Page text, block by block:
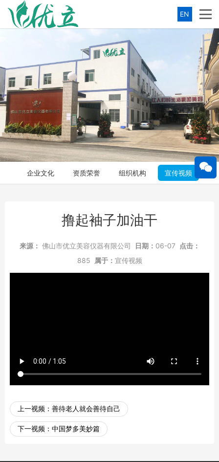
EN
企业文化 资质荣誉 组织机构 宣传视频
撸起袖子加油干
来源： 佛山市优立美容仪器有限公司 日期： 06-07
点击：
885
属于： 宣传视频
上一视频： 善待老人就会善待自己
下一视频： 中国梦多美妙篇